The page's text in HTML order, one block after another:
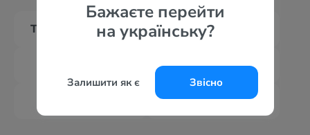
Бажаєте перейти
на українську?
Залишити як є Звісно
Туры из Абу Даби Туры из Дубая
Туры из Зальцбурга
Туры из Праги